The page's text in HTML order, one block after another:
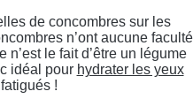
de concombres sur les
n’ont aucune faculté
le fait d’être un légume
idéal pour hydrater les yeux
!